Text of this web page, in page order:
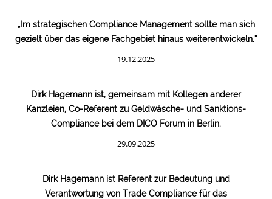
„Im strategischen Compliance Management sollte man sich
gezielt über das eigene Fachgebiet hinaus weiterentwickeln.“
19.12.2025
Dirk Hagemann ist, gemeinsam mit Kollegen anderer
Kanzleien, Co-Referent zu Geldwäsche- und Sanktions-
Compliance bei dem DICO Forum in Berlin.
29.09.2025
Dirk Hagemann ist Referent zur Bedeutung und
Verantwortung von Trade Compliance für das